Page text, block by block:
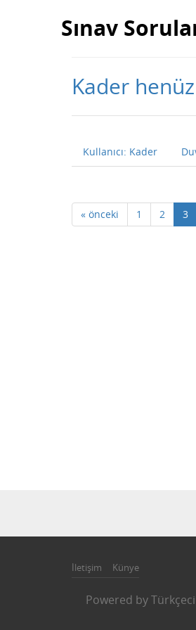
Sınav
Kader
Kullanıcı: Kader
« önceki 1 2 3
İletişim Künye
Powered byTürkçeci